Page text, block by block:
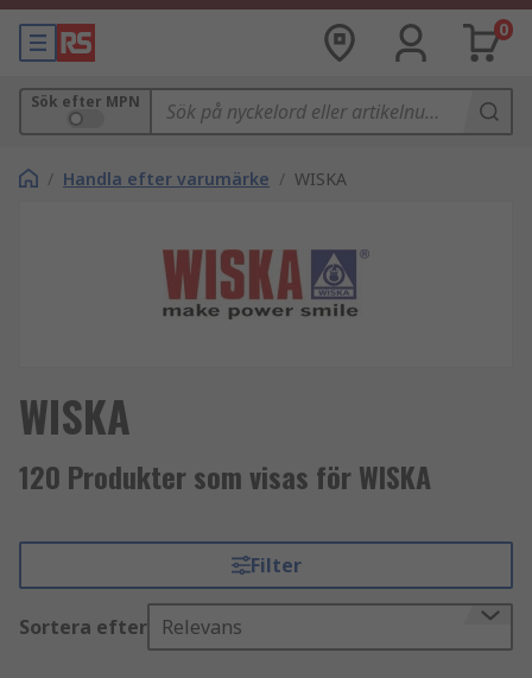
0
Sök efter MPN
/ Handla efter varumärke / WISKA
WISKA
120 Produkter som visas för WISKA
Filter
Sortera efter Relevans